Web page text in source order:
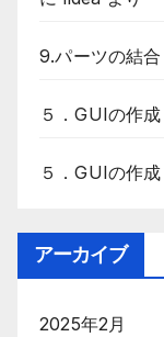
9.パーツの結合
５．GUIの作成
５．GUIの作成
アーカイブ
2025年2月